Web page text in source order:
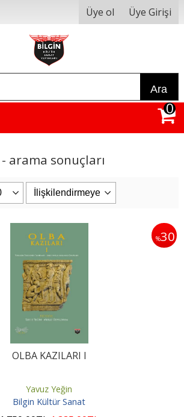
Üye ol Üye Girişi
Ara
0
arama sonuçları
%30
OLBA KAZILARI I
Yavuz Yeğin
Bilgin Kültür Sanat